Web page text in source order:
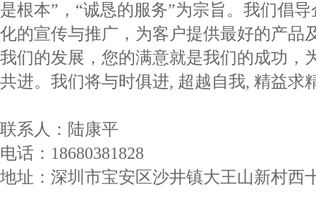
是根本”，“诚恳的服务”为宗旨。我们倡
化的宣传与推广，为客户提供最好的产品
我们的发展，您的满意就是我们的成功，
共进。我们将与时俱进, 超越自我, 精益求
联系人：陆康平
电话：18680381828
地址：深圳市宝安区沙井镇大王山新村西